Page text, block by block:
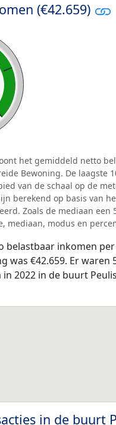
(€42.659)
het gemiddeld netto
Bewoning. De laagste
van de schaal op de
berekend op basis van
Zoals de mediaan een
mediaan, modus en
belastbaar inkomen
was €42.659. Er
2022 in de buurt
in de buurt